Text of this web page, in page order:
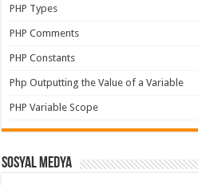
PHP Types
PHP Comments
PHP Constants
Php Outputting the Value of a Variable
PHP Variable Scope
Sosyal Medya